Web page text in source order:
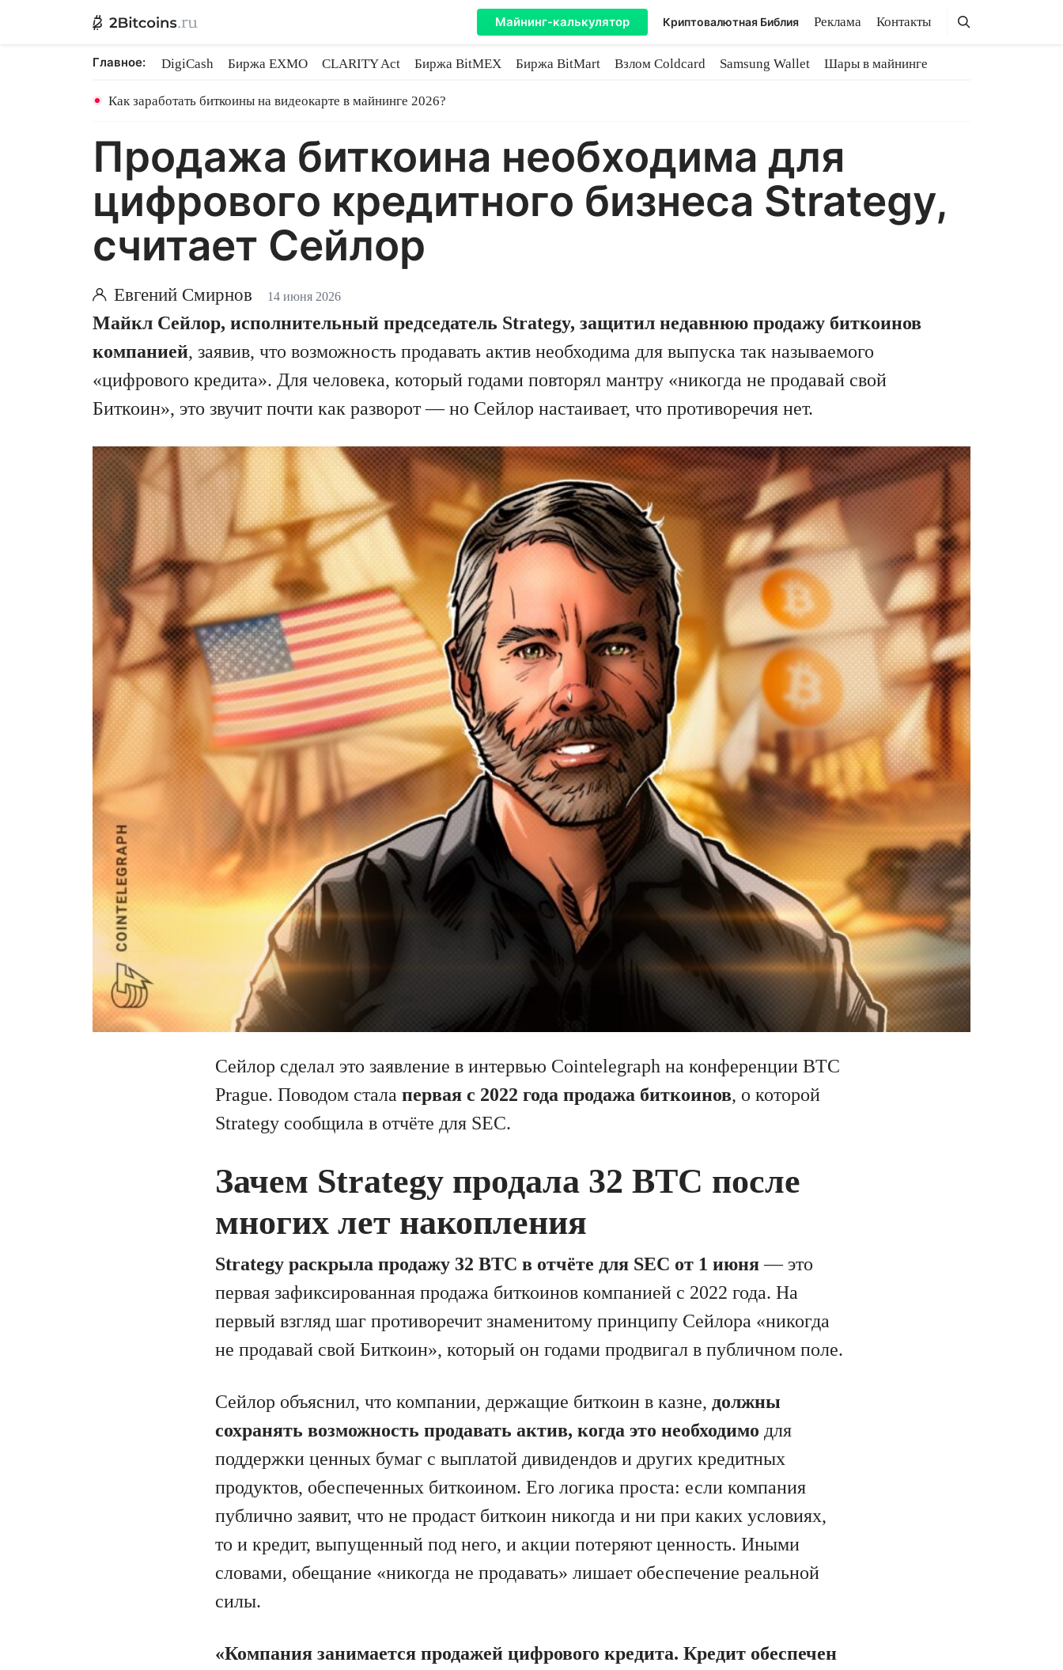
Майнинг-калькулятор Криптовалютная Библия Реклама Контакты Поиск
Поиск
Главное: DigiCash Биржа EXMO CLARITY Act Биржа BitMEX Биржа BitMart Взлом Coldcard Samsung Wallet
Шары в майнинге
Как заработать биткоины на видеокарте в майнинге 2026?
Продажа биткоина необходима для
цифрового кредитного бизнеса Strategy,
считает Сейлор
Евгений Смирнов 14 июня 2026
Майкл Сейлор, исполнительный председатель Strategy, защитил недавнюю продажу биткоинов
компанией, заявив, что возможность продавать актив необходима для выпуска так называемого
«цифрового кредита». Для человека, который годами повторял мантру «никогда не продавай свой
Биткоин», это звучит почти как разворот — но Сейлор настаивает, что противоречия нет.
Сейлор сделал это заявление в интервью Cointelegraph на конференции BTC
Prague. Поводом стала первая с 2022 года продажа биткоинов, о которой
Strategy сообщила в отчёте для SEC.
Зачем Strategy продала 32 BTC после
многих лет накопления
Strategy раскрыла продажу 32 BTC в отчёте для SEC от 1 июня— это
первая зафиксированная продажа биткоинов компанией с 2022 года. На
первый взгляд шаг противоречит знаменитому принципу Сейлора «никогда
не продавай свой Биткоин», который он годами продвигал в публичном поле.
Сейлор объяснил, что компании, держащие биткоин в казне, должны
сохранять возможность продавать актив, когда это необходимо для
поддержки ценных бумаг с выплатой дивидендов и других кредитных
продуктов, обеспеченных биткоином. Его логика проста: если компания
публично заявит, что не продаст биткоин никогда и ни при каких условиях,
то и кредит, выпущенный под него, и акции потеряют ценность. Иными
словами, обещание «никогда не продавать» лишает обеспечение реальной
силы.
«Компания занимается продажей цифрового кредита. Кредит обеспечен